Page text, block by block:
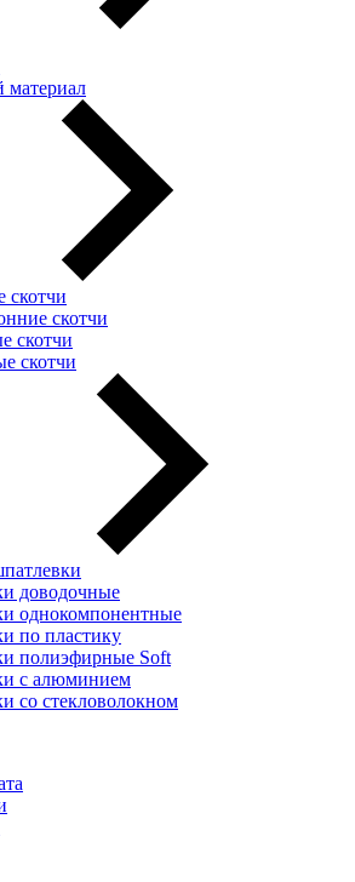
материал
скотчи
скотчи
скотчи
скотчи
доводочные
однокомпонентные
по пластику
полиэфирные Soft
с алюминием
со стекловолокном